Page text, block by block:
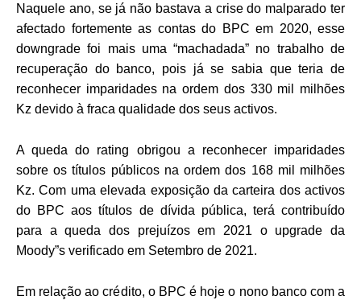
Naquele ano, se já não bastava a crise do malparado ter
afectado fortemente as contas do BPC em 2020, esse
downgrade foi mais uma “machadada” no trabalho de
recuperação do banco, pois já se sabia que teria de
reconhecer imparidades na ordem dos 330 mil milhões
Kz devido à fraca qualidade dos seus activos.
A queda do rating obrigou a reconhecer imparidades
sobre os títulos públicos na ordem dos 168 mil milhões
Kz. Com uma elevada exposição da carteira dos activos
do BPC aos títulos de dívida pública, terá contribuído
para a queda dos prejuízos em 2021 o upgrade da
Moody”s verificado em Setembro de 2021.
Em relação ao crédito, o BPC é hoje o nono banco com a